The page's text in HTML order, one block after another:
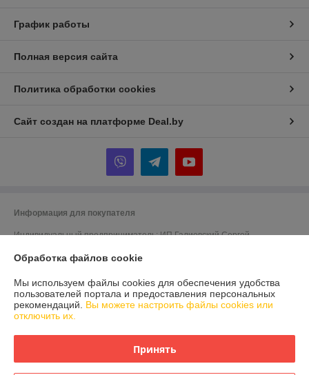
График работы
Полная версия сайта
Политика обработки cookies
Сайт создан на платформе Deal.by
Информация для покупателя
Индивидуальный предприниматель:ИП Галиевский Сергей
г. Осиповичи улица Черняховского дом 2а
УНП: 790568679
Регистрационный орган: осиповичский районный исполнительный
Дата регистрации компании: 11.09.2013
Обработка файлов cookie
Мы используем файлы cookies для обеспечения удобства
пользователей портала и предоставления персональных
рекомендаций. Вы можете настроить файлы cookies или
отключить их.
Принять